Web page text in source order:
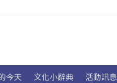
今天 文化小辭典 活動訊息